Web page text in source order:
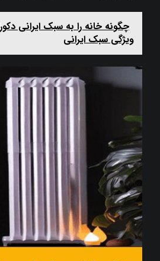
ویژگی سبک ایرانی